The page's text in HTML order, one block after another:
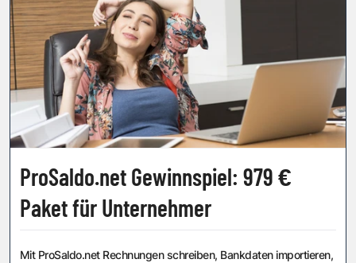
ProSaldo.net Gewinnspiel: 979 €
Paket für Unternehmer
Mit ProSaldo.net Rechnungen schreiben, Bankdaten importieren,